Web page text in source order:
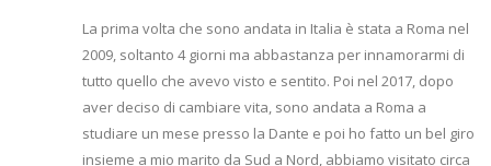
La prima volta che sono andata in Italia è stata a Roma nel
2009, soltanto 4 giorni ma abbastanza per innamorarmi di
tutto quello che avevo visto e sentito. Poi nel 2017, dopo
aver deciso di cambiare vita, sono andata a Roma a
studiare un mese presso la Dante e poi ho fatto un bel giro
insieme a mio marito da Sud a Nord, abbiamo visitato circa